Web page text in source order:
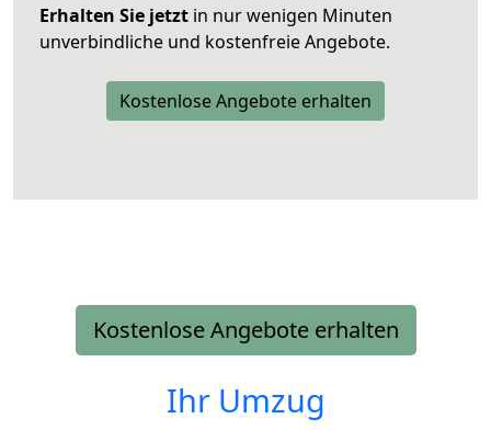
Erhalten Sie jetzt in nur wenigen Minuten
unverbindliche und kostenfreie Angebote.
Kostenlose Angebote erhalten
Kostenlose Angebote erhalten
Ihr Umzug